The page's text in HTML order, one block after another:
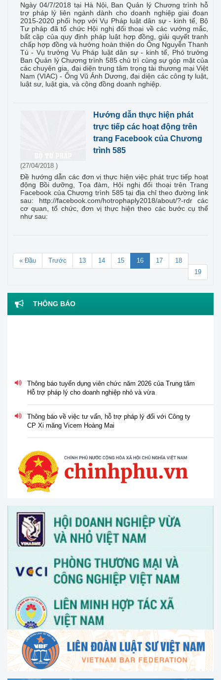
Ngày 04/7/2018 tại Hà Nội, Ban Quản lý Chương trình hỗ
trợ pháp lý liên ngành dành cho doanh nghiệp giai đoạn
2015-2020 phối hợp với Vụ Pháp luật dân sự - kinh tế, Bộ
Tư pháp đã tổ chức Hội nghị đối thoại về các vướng mắc,
bất cập của quy định pháp luật hợp đồng, giải quyết tranh
chấp hợp đồng và hướng hoàn thiện do Ông Nguyễn Thanh
Tú - Vụ trưởng Vụ Pháp luật dân sự - kinh tế, Phó trưởng
Ban Quản lý Chương trình 585 chủ trì cùng sự góp mặt của
các chuyên gia, đại diện trung tâm trọng tài thương mại Việt
Nam (VIAC) - Ông Vũ Ánh Dương, đại diện các công ty luật,
luật sư, luật gia, và cộng đồng doanh nghiệp.
Hướng dẫn thực hiện phát
trực tiếp các hoạt động trên
trang Facebook của Chương
trình 585
(27/04/2018 )
Đề hướng dẫn các đơn vị thực hiện việc phát trực tiếp hoạt
động Bồi dưỡng, Tọa đàm, Hội nghị đối thoại trên Trang
Facebook của Chương trình 585 tại địa chỉ theo đường link
sau: http://facebook.com/hotrophaply2018/about/?-rdr các
cơ quan, tổ chức, đơn vị thực hiện theo các bước cụ thể
như sau:
« Đầu Trước 13 14 15 16 17
18
19
THÔNG BÁO
Hỗ trợ pháp lý cho doanh nghiệp nhỏ và vừa
CP Xi măng Vicem Hoàng Mai
thắng 30/4 và ngày Quốc tế Lao động 01/5 năm 2026
Tổ chức Hội nghị tập huấn "Tư vấn, hỗ trợ pháp lý cho phụ
nữ khởi nghiệp, phát triển kinh doanh" vào ngày 30/3/2026
V/v thông tin và đề nghị phối hợp triển khai hoạt động của
Trung tâm Hỗ trợ pháp lý cho doanh nghiệp nhỏ và vừa